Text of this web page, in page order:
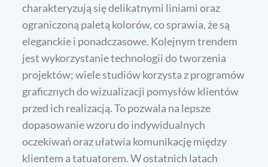
charakteryzują się delikatnymi liniami oraz
ograniczoną paletą kolorów, co sprawia, że są
eleganckie i ponadczasowe. Kolejnym trendem
jest wykorzystanie technologii do tworzenia
projektów; wiele studiów korzysta z programów
graficznych do wizualizacji pomysłów klientów
przed ich realizacją. To pozwala na lepsze
dopasowanie wzoru do indywidualnych
oczekiwań oraz ułatwia komunikację między
klientem a tatuatorem. W ostatnich latach